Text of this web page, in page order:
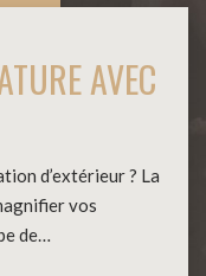
AVEC
d’extérieur ? La
vos
de…